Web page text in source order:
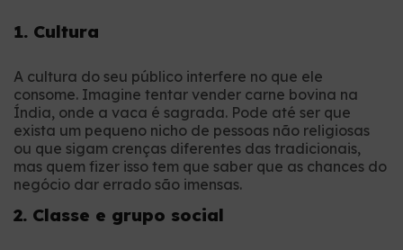
1. Cultura
A cultura do seu público interfere no que ele
consome. Imagine tentar vender carne bovina na
Índia, onde a vaca é sagrada. Pode até ser que
exista um pequeno nicho de pessoas não religiosas
ou que sigam crenças diferentes das tradicionais,
mas quem fizer isso tem que saber que as chances do
negócio dar errado são imensas.
2. Classe e grupo social